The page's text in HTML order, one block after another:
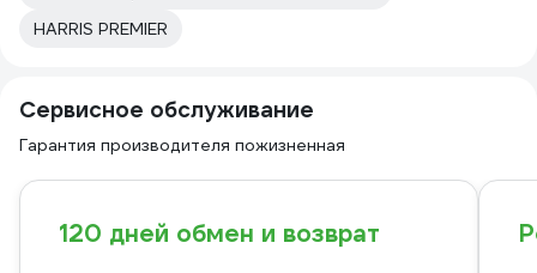
HARRIS PREMIER
Сервисное обслуживание
Гарантия производителя пожизненная
120 дней обмен и возврат